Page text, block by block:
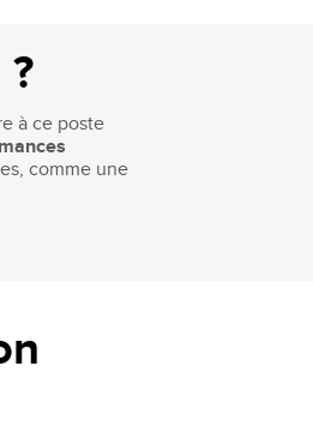
à ce poste
comme une